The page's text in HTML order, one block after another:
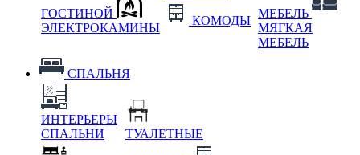
ГОСТИНОЙ
ЭЛЕКТРОКАМИНЫ
КОМОДЫ
МЕБЕЛЬ
МЯГКАЯ
МЕБЕЛЬ
СПАЛЬНЯ
ИНТЕРЬЕРЫ
СПАЛЬНИ
ТУАЛЕТНЫЕ